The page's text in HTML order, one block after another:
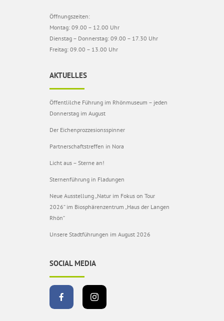
Öffnungszeiten:
Montag: 09.00 – 12.00 Uhr
Dienstag – Donnerstag: 09.00 – 17.30 Uhr
Freitag: 09.00 – 13.00 Uhr
AKTUELLES
Öffentlilche Führung im Rhönmuseum – jeden
Donnerstag im August
Der Eichenprozzesionsspinner
Partnerschaftstreffen in Nora
Licht aus – Sterne an!
Sternenführung in Fladungen
Neue Ausstellung „Natur im Fokus on Tour
2026“ im Biosphärenzentrum „Haus der Langen
Rhön“
Unsere Stadtführungen im August 2026
SOCIAL MEDIA